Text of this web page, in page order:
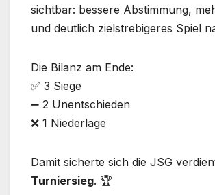
sichtbar: bessere Abstimmung,
und deutlich zielstrebigeres Spiel
Die Bilanz am Ende:
✅ 3 Siege
➖ 2 Unentschieden
❌ 1 Niederlage
Damit sicherte sich die JSG
Turniersieg. 🏆